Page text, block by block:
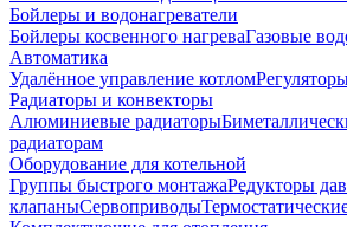
Бойлеры и водонагреватели
Бойлеры косвенного нагреваГазовые
Автоматика
Удалённое управление котлом
Радиаторы и конвекторы
Алюминиевые радиаторы
радиаторам
Оборудование для котельной
Группы быстрого монтажаРедукторы
клапаныСервоприводы